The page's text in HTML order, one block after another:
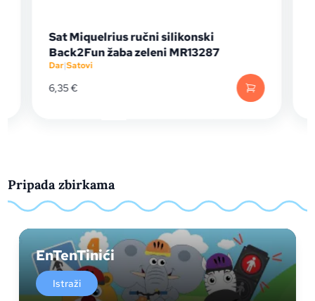
Sat Miquelrius ručni silikonski
Back2Fun žaba zeleni MR13287
Dar|Satovi
6,35€
Pripada zbirkama
EnTenTinići
Istraži